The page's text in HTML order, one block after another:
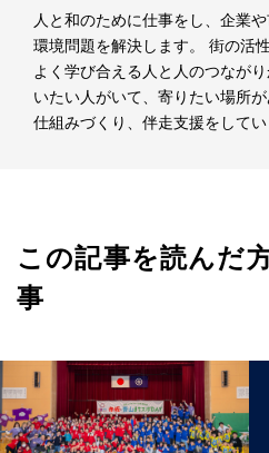
人と和のために仕事をし、企業
環境問題を解決します。 街の活
よく学び合える人と人のつなが
いたい人がいて、寄りたい場所
仕組みづくり、伴走支援をしてい
この記事を読んだ
事